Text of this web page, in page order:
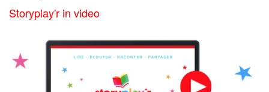
Storyplay'r in video